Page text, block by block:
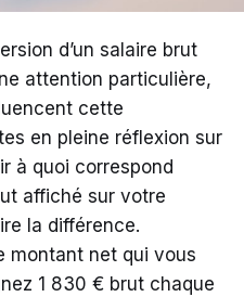
d’un salaire brut
attention particulière,
cette
en pleine réflexion sur
à quoi correspond
affiché sur votre
la différence.
montant net qui vous
1 830 € brut chaque